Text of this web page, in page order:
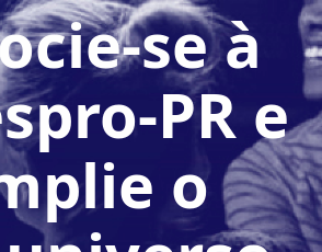
se à
PR e
o